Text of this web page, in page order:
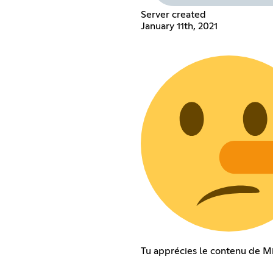
Server created
January 11th, 2021
Tu apprécies le contenu de